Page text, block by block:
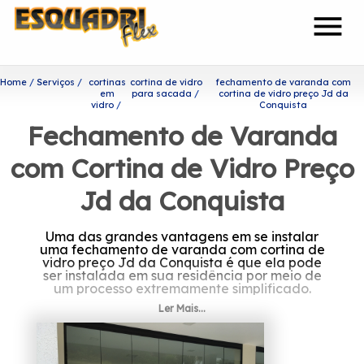
menu
Home Serviços
cortinas
em
vidro
cortina de vidro
para sacada
fechamento de varanda com
cortina de vidro preço Jd da
Conquista
Fechamento de Varanda
com Cortina de Vidro Preço
Jd da Conquista
Uma das grandes vantagens em se instalar
uma fechamento de varanda com cortina de
vidro preço Jd da Conquista é que ela pode
ser instalada em sua residência por meio de
um processo extremamente simplificado.
Onde encontrar fechamento
de varanda com cortina de
Ler Mais...